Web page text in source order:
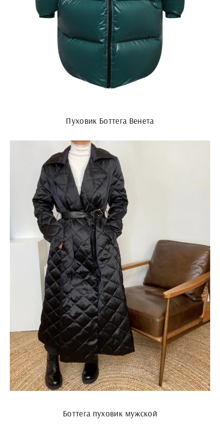
Пуховик Боттега Венета
Боттега пуховик мужской